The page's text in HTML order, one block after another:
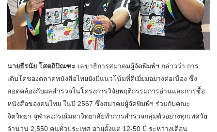
นายธีรนัย โสตถิปิณฑะ เลขาธิการสมาคมผู้จัดพิมพ์ฯ กล่าวว่า การ
เติบโตของตลาดหนังสือไทยยังมีแนวโน้มที่ดีเยี่ยมอย่างต่อเนื่อง ซึ่ง
สอดคล้องกับผลสำรวจในโครงการวิจัยพฤติกรรมการอ่านและการซื้อ
หนังสือของคนไทย ในปี 2567 ซึ่งสมาคมผู้จัดพิมพ์ฯ ร่วมกับคณะ
จิตวิทยา จุฬาลงกรณ์มหาวิทยาลัยทำการสำรวจกลุ่มตัวอย่างทุกเพศวัย
จำนวน 2,550 คนทั่วประเทศ อายุตั้งแต่ 12-50 ปี ระหว่างเดือน